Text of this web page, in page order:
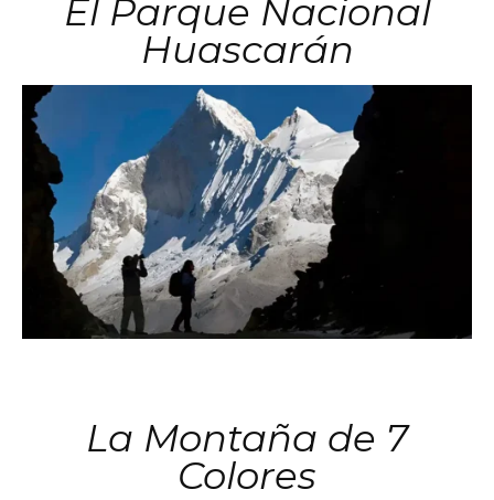
El Parque Nacional
Huascarán
La Montaña de 7
Colores